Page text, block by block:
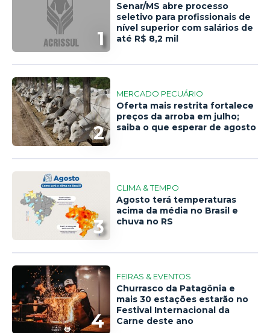
1
Senar/MS abre processo
seletivo para profissionais de
nível superior com salários de
até R$ 8,2 mil
2
MERCADO PECUÁRIO
Oferta mais restrita fortalece
preços da arroba em julho;
saiba o que esperar de agosto
3
CLIMA & TEMPO
Agosto terá temperaturas
acima da média no Brasil e
chuva no RS
4
FEIRAS & EVENTOS
Churrasco da Patagônia e
mais 30 estações estarão no
Festival Internacional da
Carne deste ano